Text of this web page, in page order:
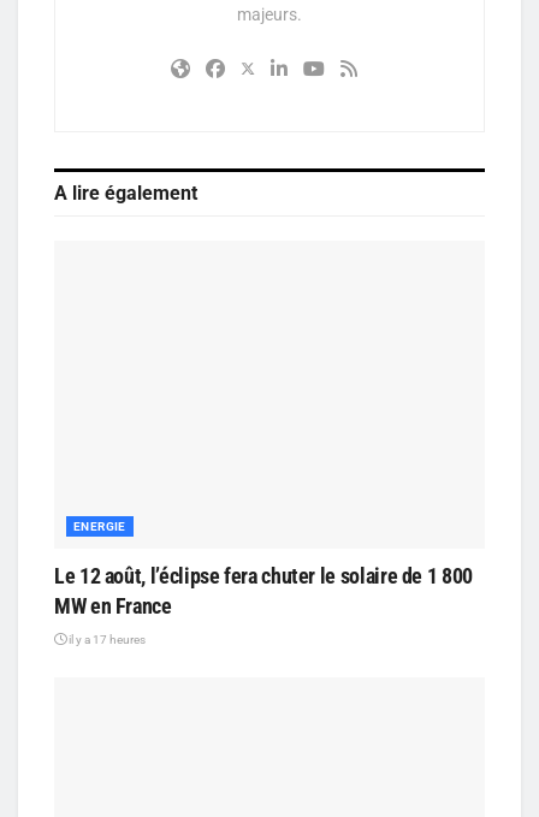
majeurs.
A lire également
ENERGIE
Le 12 août, l’éclipse fera chuter le solaire de 1 800
MW en France
il y a 17 heures